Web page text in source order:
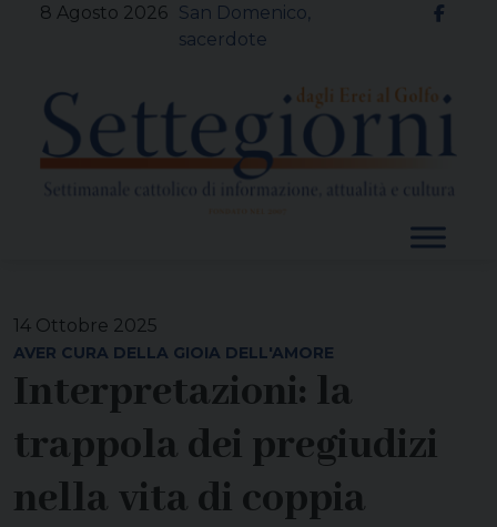
8 Agosto 2026 San Domenico,
sacerdote
14 Ottobre 2025
AVER CURA DELLA GIOIA DELL'AMORE
Interpretazioni: la
trappola dei pregiudizi
nella vita di coppia